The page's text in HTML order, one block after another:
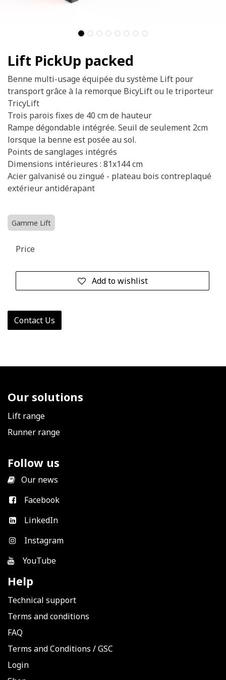
Lift PickUp packed
Benne multi-usage équipée du système Lift pour
transport grâce à la remorque BicyLift ou le triporteur
TricyLift
Trois parois fixes de 40 cm de hauteur
Rampe dégondable intégrée. Seuil de seulement 2cm
lorsque la benne est posée au sol.
Points de sanglages intégrés
Dimensions intérieures : 81x144 cm
Acier galvanisé ou zingué - plateau bois contreplaqué
extérieur antidérapant
Gamme Lift
Add to wishlist
Price
Contact Us
Our solutions
Lift range
Runner range
Follow us
Our news
Facebook
LinkedIn
Instagram
YouTube
Help
Technical support
Terms and conditions
FAQ
Terms and Conditions /GSC
Login